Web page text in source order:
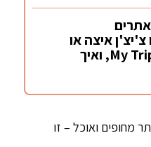
צ'יצ'ן איצה או
טאוטיהואקאן) עם My Trip, ואיך
מחופים ואוכל – זו